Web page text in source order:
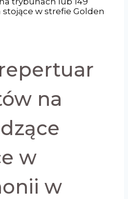
stojące w strefie Golden
na
w
w